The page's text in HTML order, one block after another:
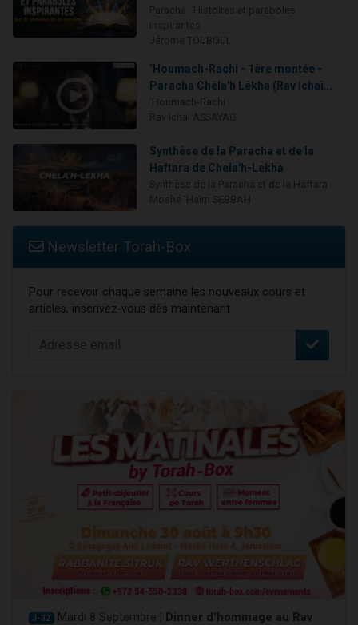
‘Houmach-Rachi - 1ère montée -
Paracha Chéla'h Lékha (Rav Ichaï...
Synthèse de la Paracha et de la
Haftara de Chela'h-Lekha
Newsletter Torah-Box
Pour recevoir chaque semaine les nouveaux cours et
articles, inscrivez-vous dès maintenant :
J-32 Mardi 8 Septembre |
Dinner d'hommage au Rav